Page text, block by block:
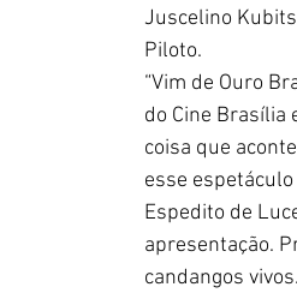
Juscelino
Piloto.
“Vim de Ouro
do Cine Brasília
coisa que
esse
Espedito de
apresentação.
candangos vivos.